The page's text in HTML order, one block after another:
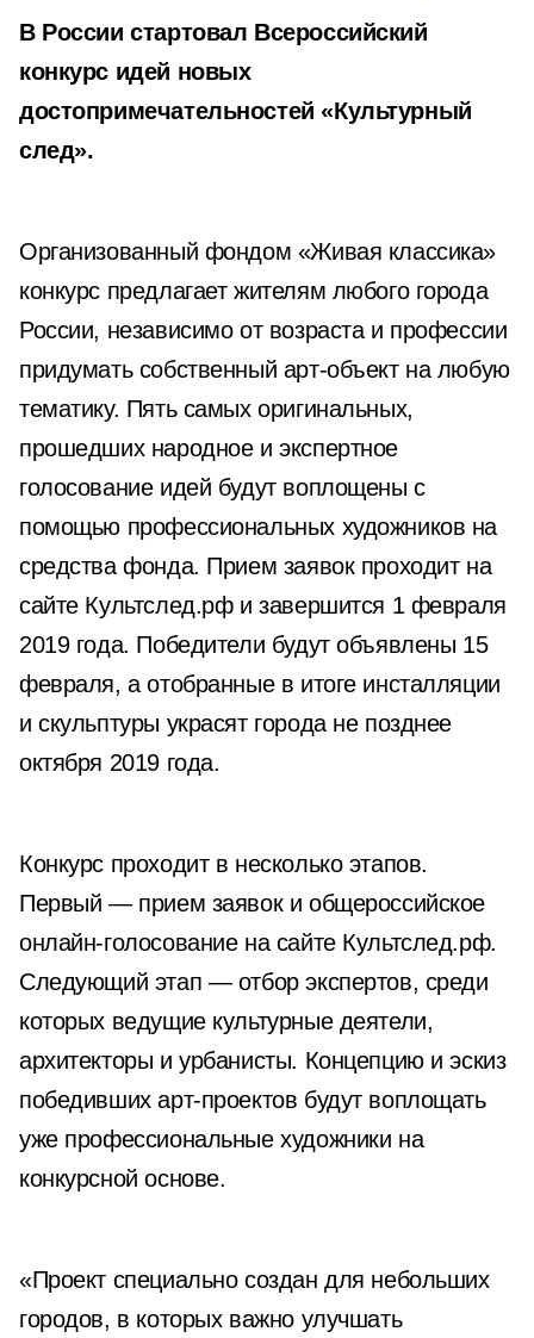
В России стартовал Всероссийский
конкурс идей новых
достопримечательностей «Культурный
след».
Организованный фондом «Живая классика»
конкурс предлагает жителям любого города
России, независимо от возраста и профессии
придумать собственный арт-объект на любую
тематику. Пять самых оригинальных,
прошедших народное и экспертное
голосование идей будут воплощены с
помощью профессиональных художников на
средства фонда. Прием заявок проходит на
сайте Культслед.рф и завершится 1 февраля
2019 года. Победители будут объявлены 15
февраля, а отобранные в итоге инсталляции
и скульптуры украсят города не позднее
октября 2019 года.
Конкурс проходит в несколько этапов.
Первый — прием заявок и общероссийское
онлайн-голосование на сайте Культслед.рф.
Следующий этап — отбор экспертов, среди
которых ведущие культурные деятели,
архитекторы и урбанисты. Концепцию и эскиз
победивших арт-проектов будут воплощать
уже профессиональные художники на
конкурсной основе.
«Проект специально создан для небольших
городов, в которых важно улучшать